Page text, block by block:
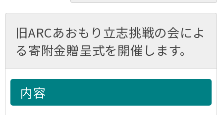
旧ARCあおもり立志挑戦の会によ
る寄附金贈呈式を開催します。
内容